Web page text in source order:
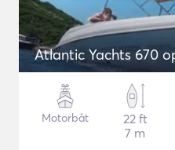
Atlantic Yachts 670
Motorbåt
22 ft
7 m